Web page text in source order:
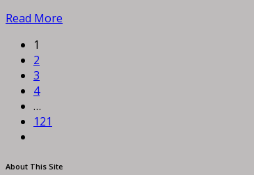
Read More
1
2
3
4
…
121
About This Site